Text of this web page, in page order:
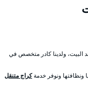
البيت، ولدينا كادر متخصص في
ونظافتها ونوفر خدمةكراج متنقل